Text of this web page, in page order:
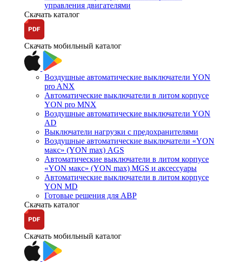
управления двигателями
Скачать каталог
Скачать мобильный каталог
Воздушные автоматические выключатели YON
pro ANX
Автоматические выключатели в литом корпусе
YON pro MNX
Воздушные автоматические выключатели YON
AD
Выключатели нагрузки с предохранителями
Воздушные автоматические выключатели «YON
макс» (YON max) AGS
Автоматические выключатели в литом корпусе
«YON макс» (YON max) MGS и аксессуары
Автоматические выключатели в литом корпусе
YON MD
Готовые решения для АВР
Скачать каталог
Скачать мобильный каталог